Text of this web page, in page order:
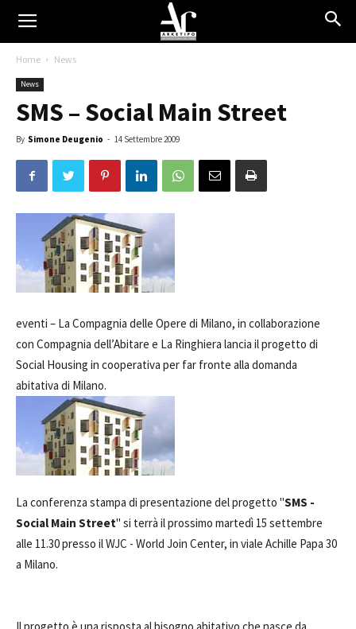
Home News
News
SMS – Social Main Street
By Simone Deugenio - 14 Settembre 2009
eventi – La Compagnia delle Opere di Milano, in collaborazione
con Compagnia dell’Abitare e La Ringhiera lancia il progetto di
Social Housing in cooperativa per far fronte alla domanda
abitativa di Milano.
La conferenza stampa di presentazione del progetto "SMS -
Social Main Street" si terrà il prossimo martedì 15 settembre
alle 11.30 presso il WJC - World Join Center, in viale Achille Papa 30
a Milano.